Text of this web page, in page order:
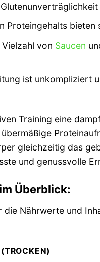
Proteingehalts bieten
von Saucen
ist unkompliziert
Training eine
gleichzeitig das
und genussvolle
Überblick:
Nährwerte und